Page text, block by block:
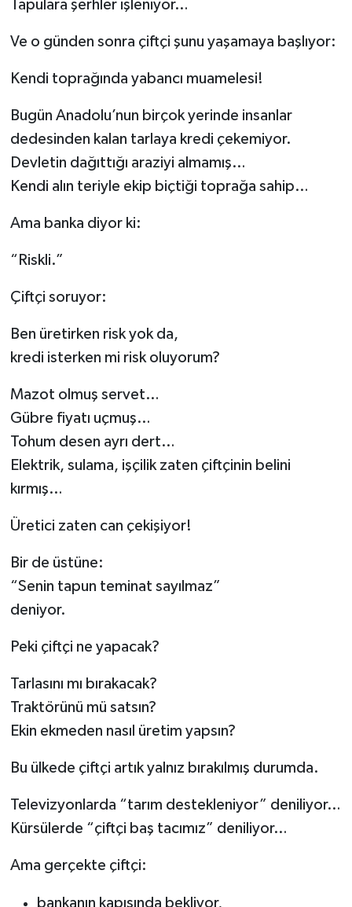
Tapulara şerhler işleniyor…
Ve o günden sonra çiftçi şunu yaşamaya başlıyor:
Kendi toprağında yabancı muamelesi!
Bugün Anadolu’nun birçok yerinde insanlar
dedesinden kalan tarlaya kredi çekemiyor.
Devletin dağıttığı araziyi almamış…
Kendi alın teriyle ekip biçtiği toprağa sahip…
Ama banka diyor ki:
“Riskli.”
Çiftçi soruyor:
Ben üretirken risk yok da,
kredi isterken mi risk oluyorum?
Mazot olmuş servet…
Gübre fiyatı uçmuş…
Tohum desen ayrı dert…
Elektrik, sulama, işçilik zaten çiftçinin belini
kırmış…
Üretici zaten can çekişiyor!
Bir de üstüne:
“Senin tapun teminat sayılmaz”
deniyor.
Peki çiftçi ne yapacak?
Tarlasını mı bırakacak?
Traktörünü mü satsın?
Ekin ekmeden nasıl üretim yapsın?
Bu ülkede çiftçi artık yalnız bırakılmış durumda.
Televizyonlarda “tarım destekleniyor” deniliyor…
Kürsülerde “çiftçi baş tacımız” deniliyor…
Ama gerçekte çiftçi:
bankanın kapısında bekliyor,